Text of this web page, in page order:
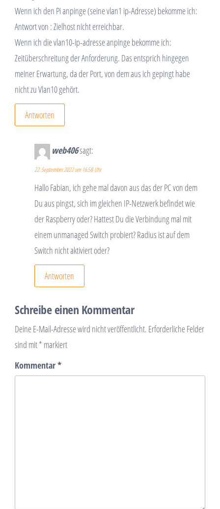
Wenn ich den Pi anpinge (seine vlan1 ip-Adresse) bekomme ich:
Antwort von : Zielhost nicht erreichbar.
Wenn ich die vlan10-ip-adresse anpinge bekomme ich:
Zeitüberschreitung der Anforderung. Das entsprich hingegen
meiner Erwartung, da der Port, von dem aus ich gepingt habe
nicht zu Vlan10 gehört.
Antworten
web406sagt:
22. September 2022 um 16:58 Uhr
Hallo Fabian, ich gehe mal davon aus das der PC von dem
Du aus pingst, sich im gleichen IP-Netzwerk befindet wie
der Raspberry oder? Hattest Du die Verbindung mal mit
einem unmanaged Switch probiert? Radius ist auf dem
Switch nicht aktiviert oder?
Antworten
Schreibe einen Kommentar
Deine E-Mail-Adresse wird nicht veröffentlicht. Erforderliche Felder
sind mit* markiert
Kommentar*